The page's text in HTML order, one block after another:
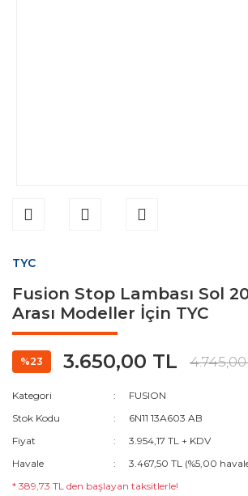
TYC
Fusion Stop Lambası Sol
Arası Modeller İçin TYC
%23 3.650,00 TL 4.745,00
Kategori
FUSION
Stok Kodu
6N11 13A603 AB
Fiyat
3.954,17 TL + KDV
Havale
3.467,50 TL (%5,00
* 389,73 TL den başlayan taksitlerle!